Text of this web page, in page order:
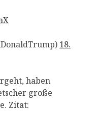
18.
haben
große
Zitat: